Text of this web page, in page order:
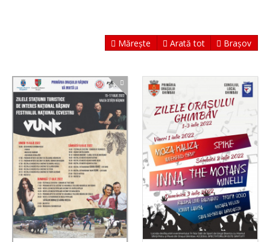
Mărește Arată tot Brașov